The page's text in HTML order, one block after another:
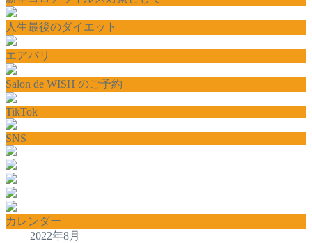
人生最後のダイエット
エアバリ
Salon de WISH のご予約
TikTok
SNS
カレンダー
2022年8月